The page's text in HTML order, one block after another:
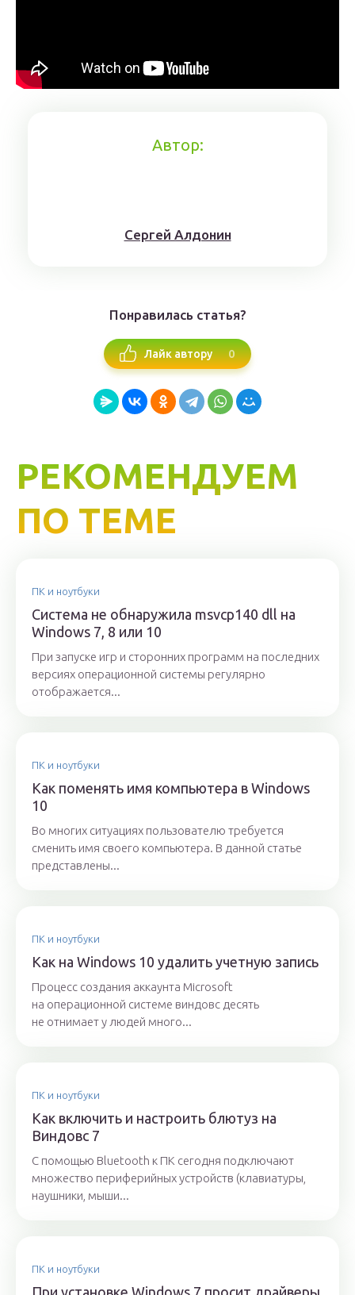
Автор:
Сергей Алдонин
Понравилась статья?
Лайк автору 0
РЕКОМЕНДУЕМ
ПО ТЕМЕ
ПК и ноутбуки
Система не обнаружила msvcp140 dll на
Windows 7, 8 или 10
При запуске игр и сторонних программ на последних
версиях операционной системы регулярно
отображается...
ПК и ноутбуки
Как поменять имя компьютера в Windows
10
Во многих ситуациях пользователю требуется
сменить имя своего компьютера. В данной статье
представлены...
ПК и ноутбуки
Как на Windows 10 удалить учетную запись
Процесс создания аккаунта Microsoft
на операционной системе виндовс десять
не отнимает у людей много...
ПК и ноутбуки
Как включить и настроить блютуз на
Виндовс 7
С помощью Bluetooth к ПК сегодня подключают
множество периферийных устройств (клавиатуры,
наушники, мыши...
ПК и ноутбуки